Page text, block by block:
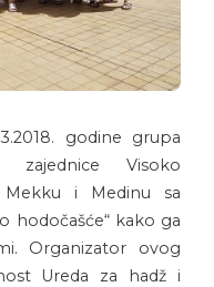
godine grupa
zajednice Visoko
i Medinu sa
hodočašće“ kako ga
Organizator ovog
Ureda za hadž i